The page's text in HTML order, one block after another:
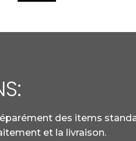
des items
et la livraison.